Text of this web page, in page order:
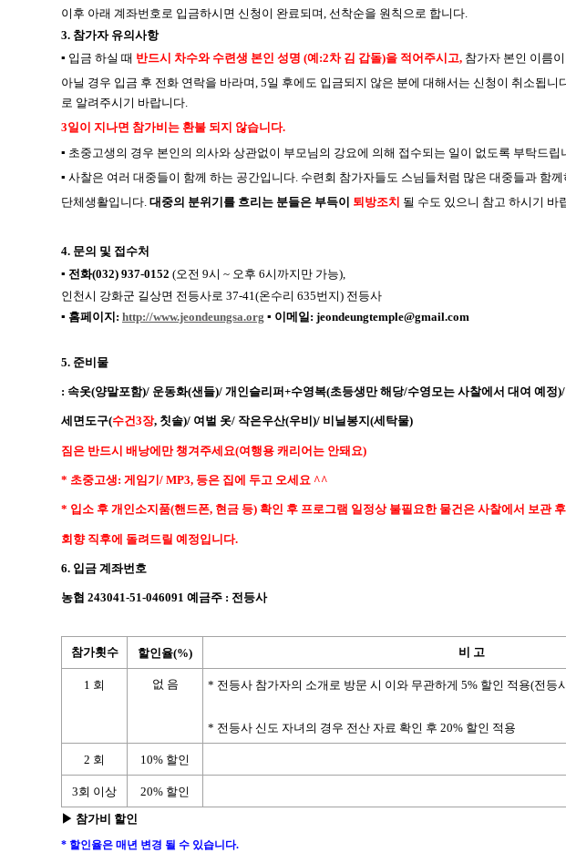
이후 아래 계좌번호로 입금하시면 신청이 완료되며, 선착순을 원칙으로 합니다.
3. 참가자 유의사항
▪ 입금 하실 때 반드시 차수와 수련생 본인 성명 (예 :2차 김 갑돌)을 적어주시고, 참가자 본인 이름이
아닐 경우 입금 후 전화 연락을 바라며, 5일 후에도 입금되지 않은 분에 대해서는 신청이 취소됩니
로 알려주시기 바랍니다.
3일이 지나면 참가비는 환불 되지 않습니다.
▪ 초중고생의 경우 본인의 의사와 상관없이 부모님의 강요에 의해 접수되는 일이 없도록 부탁드립
▪ 사찰은 여러 대중들이 함께 하는 공간입니다. 수련회 참가자들도 스님들처럼 많은 대중들과 함께
단체생활입니다. 대중의 분위기를 흐리는 분들은 부득이 퇴방조치 될 수도 있으니 참고 하시기 바
4. 문의 및 접수처
▪ 전화(032) 937-0152 (오전 9시 ~ 오후 6시까지만 가능),
인천시 강화군 길상면 전등사로 37-41(온수리 635번지) 전등사
▪ 홈페이지 : http://www.jeondeungsa.org ▪ 이메일: jeondeungtemple@gmail.com
5. 준비물
: 속옷(양말포함)/ 운동화(샌들)/ 개인슬리퍼 +수영복(초등생만 해당/수영모는 사찰에서 대여 예정)/
세면도구(수건3장, 칫솔)/ 여벌 옷/ 작은우산(우비 )/ 비닐봉지 (세탁물)
짐은 반드시 배낭에만 챙겨주세요(여행용 캐리어는 안돼요)
* 초중고생: 게임기 / MP3, 등은 집에 두고 오세요 ^^
* 입소 후 개인소지품(핸드폰, 현금 등) 확인 후 프로그램 일정상 불필요한 물건은 사찰에서 보관 후
회향 직후에 돌려드릴 예정입니다.
6. 입금 계좌번호
농협 243041-51-046091 예금주 : 전등사
참가횟수 할인율(%) 비 고
1 회 없 음 * 전등사 참가자의 소개로 방문 시 이와 무관하게5% 할인 적용(전등
* 전등사 신도 자녀의 경우 전산 자료 확인 후20% 할인 적용
2 회 10% 할인
3회 이상 20% 할인
▶ 참가비 할인
* 할인율은 매년 변경 될 수 있습니다.